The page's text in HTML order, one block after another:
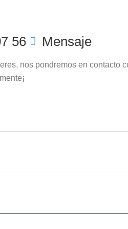
56 Mensaje
nos pondremos en contacto